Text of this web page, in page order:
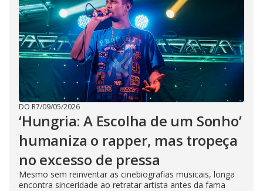
DO R7/09/05/2026
‘Hungria: A Escolha de um Sonho’
humaniza o rapper, mas tropeça
no excesso de pressa
Mesmo sem reinventar as cinebiografias musicais, longa
encontra sinceridade ao retratar artista antes da fama